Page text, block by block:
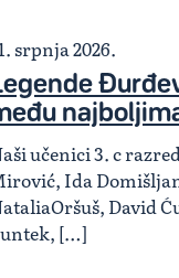
srpnja 2026.
učenici 3. c
Ida
David
[…]